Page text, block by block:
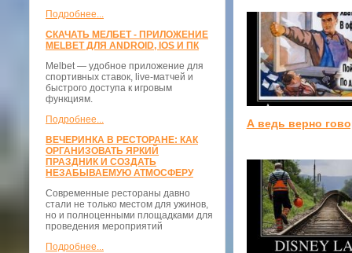
Подробнее...
СКАЧАТЬ МЕЛБЕТ - ПРИЛОЖЕНИЕ
MELBET ДЛЯ ANDROID, IOS И ПК
Melbet — удобное приложение для
спортивных ставок, live-матчей и
быстрого доступа к игровым
функциям.
Подробнее...
ВЕЧЕРИНКА В РЕСТОРАНЕ: КАК
ОРГАНИЗОВАТЬ ЯРКИЙ
ПРАЗДНИК И СОЗДАТЬ
НЕЗАБЫВАЕМУЮ АТМОСФЕРУ
Современные рестораны давно
стали не только местом для ужинов,
но и полноценными площадками для
проведения мероприятий
Подробнее...
А ведь верно